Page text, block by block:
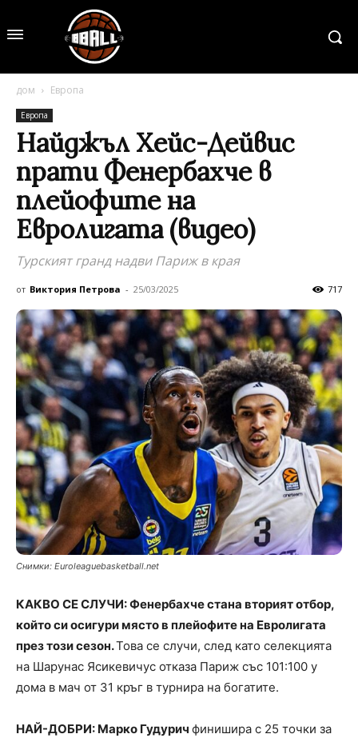
дом Европа
Европа
Найджъл Хейс-Дейвис
прати Фенербахче в
плейофите на
Евролигата (видео)
Турският гранд надви Париж в края
от Виктория Петрова - 25/03/2025 717
Снимки: Euroleaguebasketball.net
КАКВО СЕ СЛУЧИ: Фенербахче стана вторият отбор,
който си осигури място в плейофите на Евролигата
през този сезон.Това се случи, след като селекцията
на Шарунас Ясикевичус отказа Париж със 101:100 у
дома в мач от 31 кръг в турнира на богатите.
НАЙ-ДОБРИ: Марко Гудурич финишира с 25 точки за